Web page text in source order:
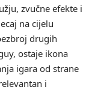
zvučne efekte i
na cijelu
drugih
ostaje ikona
igara od strane
i